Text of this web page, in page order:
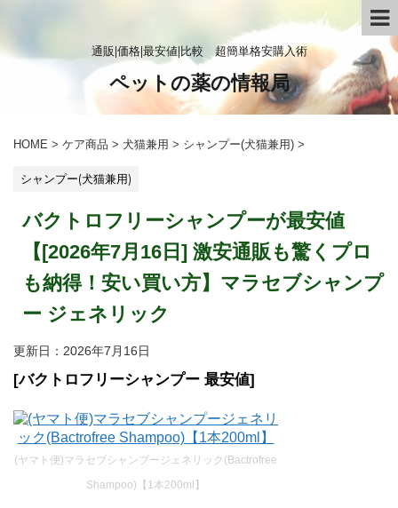
通販|価格|最安値|比較 超簡単格安購入術
ペットの薬の情報局
HOME > ケア商品 > 犬猫兼用 > シャンプー(犬猫兼用) >
シャンプー(犬猫兼用)
バクトロフリーシャンプーが最安値
【[2026年7月16日] 激安通販も驚くプロ
も納得！安い買い方】マラセブシャンプ
ー ジェネリック
更新日： 2026年7月16日
[バクトロフリーシャンプー 最安値]
(ヤマト便)マラセブシャンプージェネリック(Bactrofree
Shampoo)【1本200ml】